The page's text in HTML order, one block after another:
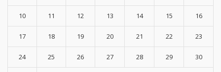
10 11 12 13 14 15 16
17 18 19 20 21 22 23
24 25 26 27 28 29 30